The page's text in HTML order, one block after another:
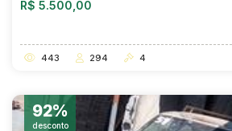
R$ 5.500,00
443 294 4
92%
desconto